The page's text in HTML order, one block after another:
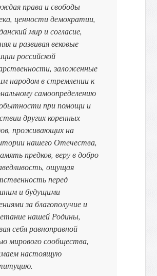
права и свободы
ценности демократии,
мир и согласие,
и развивая вековые
российской
заложенные
народом в стремлении к
самоопределению
при помощи и
других коренных
проживающих на
нашего Отечества,
предков, веру в добро
ощущая
перед
и будущими
за благополучие и
нашей Родины,
себя равноправной
мирового сообщества,
настоящую